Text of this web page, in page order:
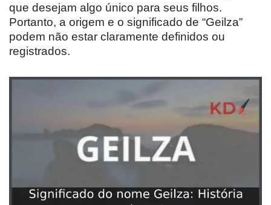
que desejam algo único para seus filhos.
Portanto, a origem e o significado de “Geilza”
podem não estar claramente definidos ou
registrados.